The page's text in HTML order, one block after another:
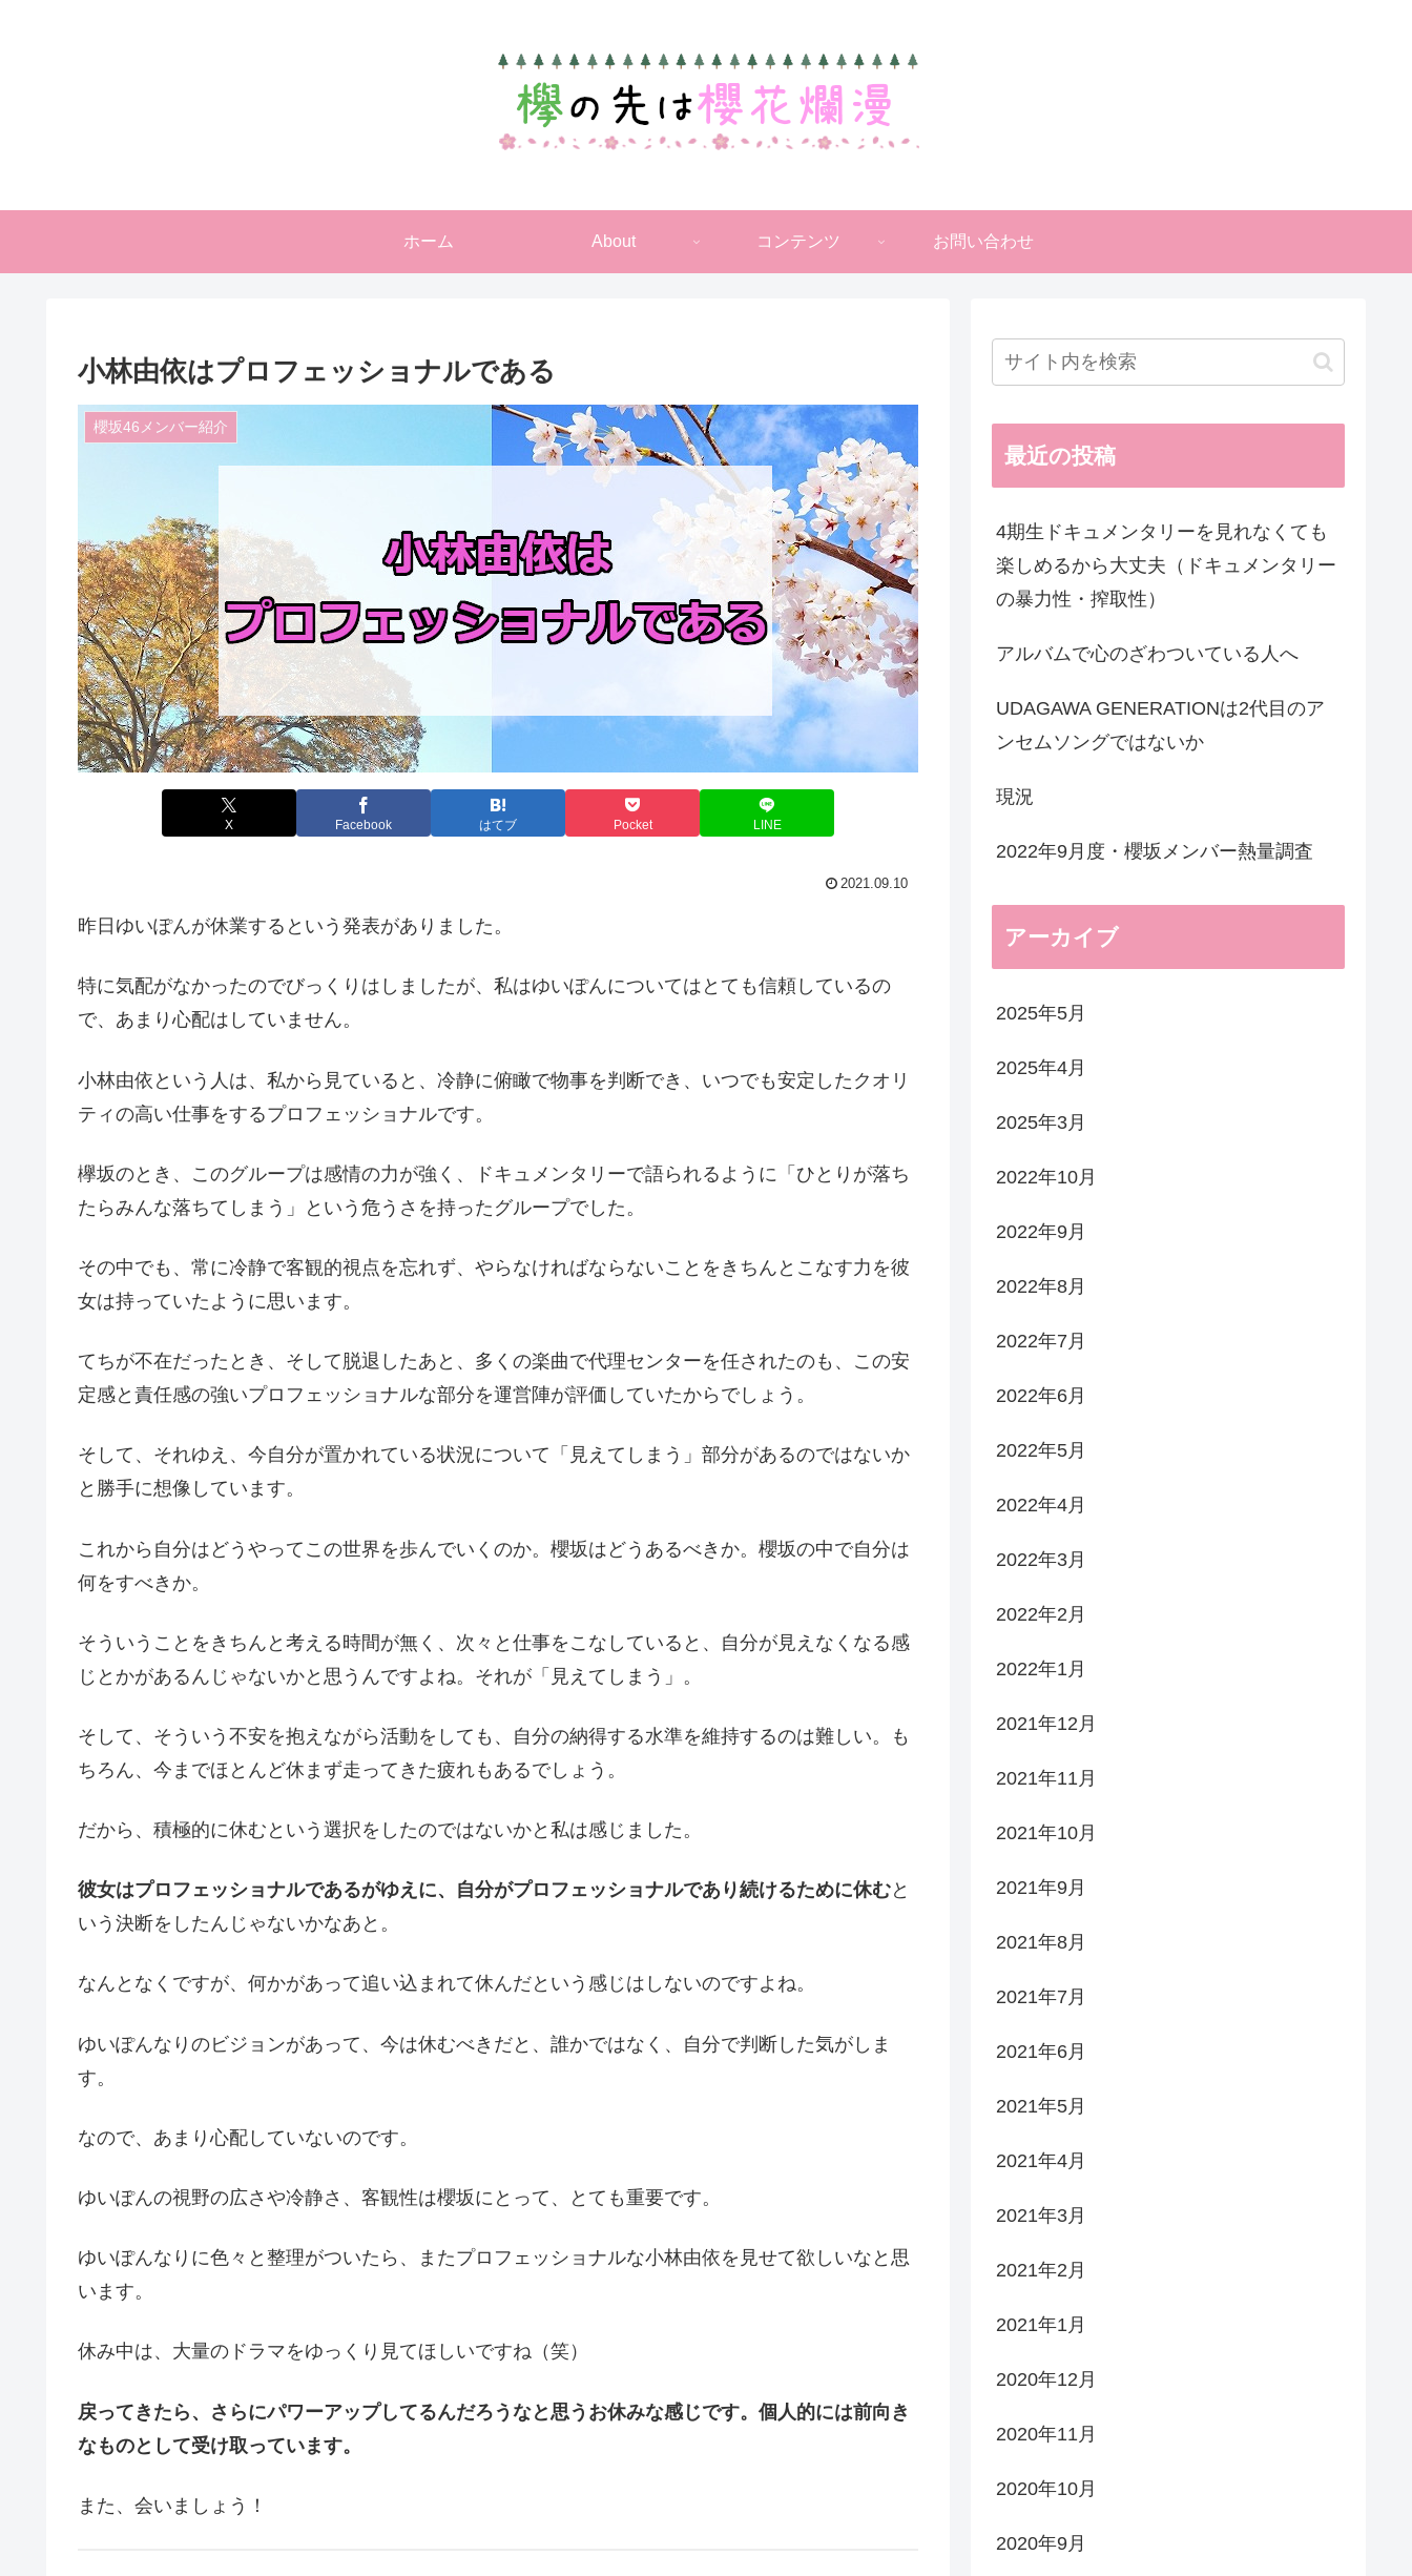
ホーム About コンテンツ お問い合わせ
小林由依はプロフェッショナルである
櫻坂46メンバー紹介
X Facebook はてブ Pocket LINE
2021.09.10
昨日ゆいぽんが休業するという発表がありました。
特に気配がなかったのでびっくりはしましたが、私はゆいぽんについてはとても信頼しているの
で、あまり心配はしていません。
小林由依という人は、私から見ていると、冷静に俯瞰で物事を判断でき、いつでも安定したクオリ
ティの高い仕事をするプロフェッショナルです。
欅坂のとき、このグループは感情の力が強く、ドキュメンタリーで語られるように「ひとりが落ち
たらみんな落ちてしまう」という危うさを持ったグループでした。
その中でも、常に冷静で客観的視点を忘れず、やらなければならないことをきちんとこなす力を彼
女は持っていたように思います。
てちが不在だったとき、そして脱退したあと、多くの楽曲で代理センターを任されたのも、この安
定感と責任感の強いプロフェッショナルな部分を運営陣が評価していたからでしょう。
そして、それゆえ、今自分が置かれている状況について「見えてしまう」部分があるのではないか
と勝手に想像しています。
これから自分はどうやってこの世界を歩んでいくのか。櫻坂はどうあるべきか。櫻坂の中で自分は
何をすべきか。
そういうことをきちんと考える時間が無く、次々と仕事をこなしていると、自分が見えなくなる感
じとかがあるんじゃないかと思うんですよね。それが「見えてしまう」。
そして、そういう不安を抱えながら活動をしても、自分の納得する水準を維持するのは難しい。も
ちろん、今までほとんど休まず走ってきた疲れもあるでしょう。
だから、積極的に休むという選択をしたのではないかと私は感じました。
彼女はプロフェッショナルであるがゆえに、自分がプロフェッショナルであり続けるために休むと
いう決断をしたんじゃないかなあと。
なんとなくですが、何かがあって追い込まれて休んだという感じはしないのですよね。
ゆいぽんなりのビジョンがあって、今は休むべきだと、誰かではなく、自分で判断した気がしま
す。
なので、あまり心配していないのです。
ゆいぽんの視野の広さや冷静さ、客観性は櫻坂にとって、とても重要です。
ゆいぽんなりに色々と整理がついたら、またプロフェッショナルな小林由依を見せて欲しいなと思
います。
休み中は、大量のドラマをゆっくり見てほしいですね（笑）
戻ってきたら、さらにパワーアップしてるんだろうなと思うお休みな感じです。個人的には前向き
なものとして受け取っています。
また、会いましょう！
最近の投稿
4期生ドキュメンタリーを見れなくても
楽しめるから大丈夫（ドキュメンタリー
の暴力性・搾取性）
アルバムで心のざわついている人へ
UDAGAWA GENERATIONは2代目のア
ンセムソングではないか
現況
2022年9月度・櫻坂メンバー熱量調査
アーカイブ
2025年5月
2025年4月
2025年3月
2022年10月
2022年9月
2022年8月
2022年7月
2022年6月
2022年5月
2022年4月
2022年3月
2022年2月
2022年1月
2021年12月
2021年11月
2021年10月
2021年9月
2021年8月
2021年7月
2021年6月
2021年5月
2021年4月
2021年3月
2021年2月
2021年1月
2020年12月
2020年11月
2020年10月
2020年9月